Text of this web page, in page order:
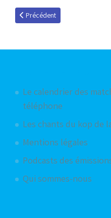
Article précédent : Milovan
Précédent
Le calendrier des
téléphone
Les chants du kop de
Mentions légales
Podcasts des
Qui sommes-nous